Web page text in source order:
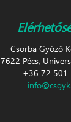
Csorba Győző
7622 Pécs,
+36 72